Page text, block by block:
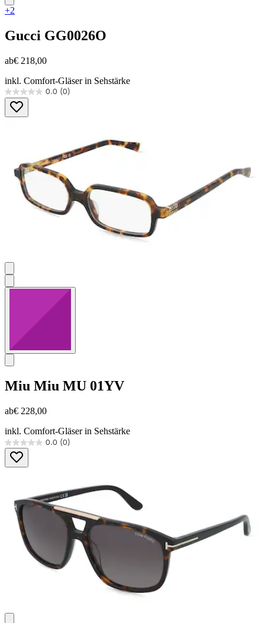
+2
Gucci GG0026O
ab€ 218,00
inkl. Comfort-Gläser in Sehstärke
0.0 (0)
0.0
von
5
Miu Miu MU 01YV
ab€ 228,00
inkl. Comfort-Gläser in Sehstärke
0.0 (0)
0.0
von
5